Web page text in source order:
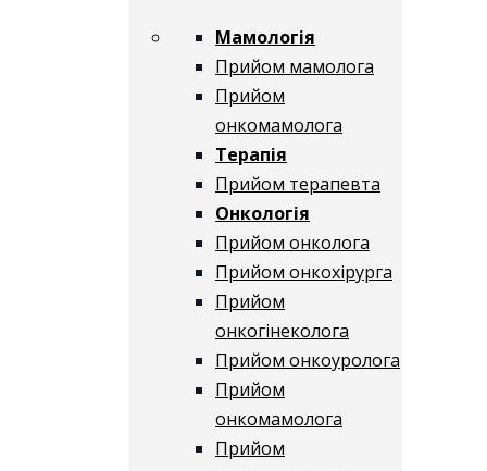
Мамологія
Прийом мамолога
Прийом
онкомамолога
Терапія
Прийом терапевта
Онкологія
Прийом онколога
Прийом онкохірурга
Прийом
онкогінеколога
Прийом онкоуролога
Прийом
онкомамолога
Прийом